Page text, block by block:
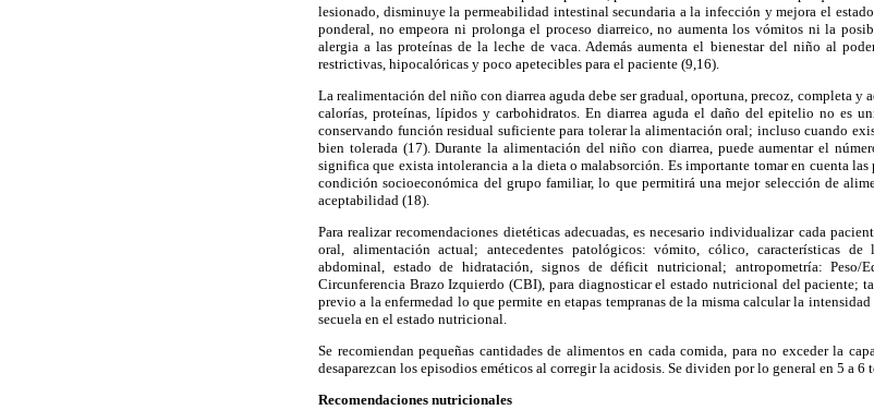
lesionado, disminuye la permeabilidad intestinal secundaria a la infección y mejora el
ponderal, no empeora ni prolonga el proceso diarreico, no aumenta los vómitos ni la
alergia a las proteínas de la leche de vaca. Además aumenta el bienestar del niño al
restrictivas, hipocalóricas y poco apetecibles para el paciente (9,16).
La realimentación del niño con diarrea aguda debe ser gradual, oportuna, precoz, completa y
calorías, proteínas, lípidos y carbohidratos. En diarrea aguda el daño del epitelio no es
conservando función residual suficiente para tolerar la alimentación oral; incluso cuando
bien tolerada (17). Durante la alimentación del niño con diarrea, puede aumentar el
significa que exista intolerancia a la dieta o malabsorción. Es importante tomar en cuenta
condición socioeconómica del grupo familiar, lo que permitirá una mejor selección de
aceptabilidad (18).
Para realizar recomendaciones dietéticas adecuadas, es necesario individualizar cada
oral, alimentación actual; antecedentes patológicos: vómito, cólico, características de
abdominal, estado de hidratación, signos de déficit nutricional; antropometría: Peso/
Circunferencia Brazo Izquierdo (CBI), para diagnosticar el estado nutricional del paciente;
previo a la enfermedad lo que permite en etapas tempranas de la misma calcular la
secuela en el estado nutricional.
Se recomiendan pequeñas cantidades de alimentos en cada comida, para no exceder la
desaparezcan los episodios eméticos al corregir la acidosis. Se dividen por lo general en 5 a 6
Recomendaciones nutricionales